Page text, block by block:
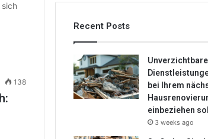
sich
138
Recent Posts
Unverzichtbare
bei Ihrem
einbeziehen
3 weeks ago